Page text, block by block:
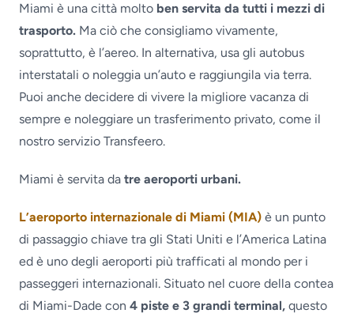
Miami è una città molto ben servita da tutti i mezzi di
trasporto. Ma ciò che consigliamo vivamente,
soprattutto, è l’aereo. In alternativa, usa gli autobus
interstatali o noleggia un’auto e raggiungila via terra.
Puoi anche decidere di vivere la migliore vacanza di
sempre e noleggiare un trasferimento privato, come il
nostro servizio Transfeero.
Miami è servita da tre aeroporti urbani.
L’aeroporto internazionale di Miami (MIA) è un punto
di passaggio chiave tra gli Stati Uniti e l’America Latina
ed è uno degli aeroporti più trafficati al mondo per i
passeggeri internazionali. Situato nel cuore della contea
di Miami-Dade con 4 piste e 3 grandi terminal, questo